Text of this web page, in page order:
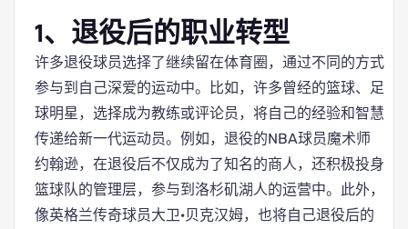
1、退役后的职业转型
许多退役球员选择了继续留在体育圈，通过不同的方式
参与到自己深爱的运动中。比如，许多曾经的篮球、足
球明星，选择成为教练或评论员，将自己的经验和智慧
传递给新一代运动员。例如，退役的NBA球员魔术师
约翰逊，在退役后不仅成为了知名的商人，还积极投身
篮球队的管理层，参与到洛杉矶湖人的运营中。此外，
像英格兰传奇球员大卫·贝克汉姆，也将自己退役后的